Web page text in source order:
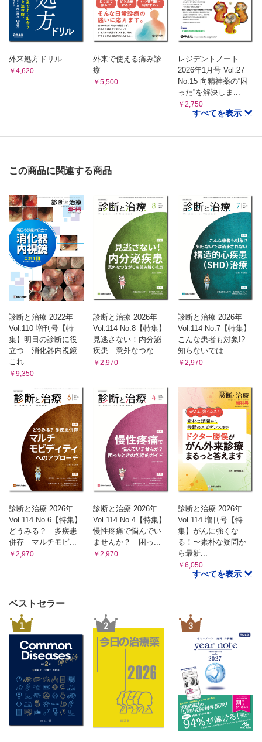
外来処方ドリル
￥4,620
外来で使える痛み診
療
￥5,500
レジデントノート
2026年1月号 Vol.27
No.15 向精神薬の“困
った”を解決しま...
￥2,750
すべてを表示
この商品に関連する商品
診断と治療 2022年
Vol.110 増刊号【特
集】明日の診断に役
立つ 消化器内視鏡
これ...
￥9,350
診断と治療 2026年
Vol.114 No.8【特集】
見逃さない！内分泌
疾患 意外なつな...
￥2,970
診断と治療 2026年
Vol.114 No.7【特集】
こんな患者も対象!?
知らないでは...
￥2,970
診断と治療 2026年
Vol.114 No.6【特集】
どうみる？ 多疾患
併存 マルチモビ...
￥2,970
診断と治療 2026年
Vol.114 No.4【特集】
慢性疼痛で悩んでい
ませんか？ 困っ...
￥2,970
診断と治療 2026年
Vol.114 増刊号【特
集】がんに強くな
る！〜素朴な疑問か
ら最新...
￥6,050
すべてを表示
ベストセラー
1 2 3